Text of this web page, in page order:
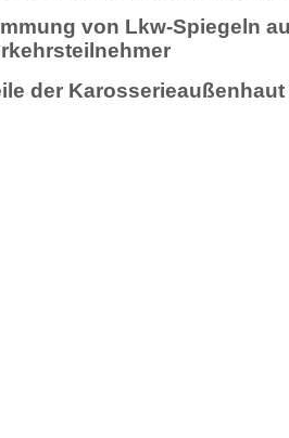
von Lkw-Spiegeln
der Karosserieaußenhaut